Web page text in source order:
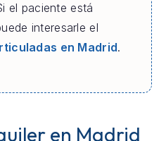
el paciente está
interesarle el
en Madrid.
en Madrid